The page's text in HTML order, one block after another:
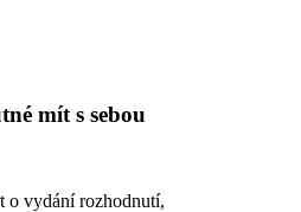
mít s sebou
o vydání rozhodnutí,